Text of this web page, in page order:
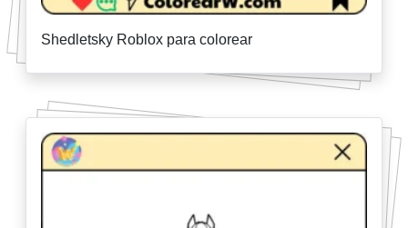
Shedletsky Roblox para colorear